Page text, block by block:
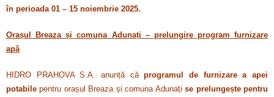
în perioada 01 – 15 noiembrie 2025.
Orașul Breaza și comuna Adunați – prelungire program furnizare
apă
HIDRO PRAHOVA S.A. anunță căprogramul de furnizare a apei
potabile pentru orașul Breaza și comuna Adunațise prelungește pentru